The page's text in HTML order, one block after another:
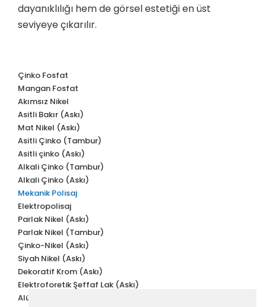
Çinko Fosfat
Mangan Fosfat
Akımsız Nikel
Asitli Bakır (Askı)
Mat Nikel (Askı)
Asitli Çinko (Tambur)
Asitli çinko (Askı)
Alkali Çinko (Tambur)
Alkali Çinko (Askı)
Mekanik Polisaj
Elektropolisaj
Parlak Nikel (Askı)
Parlak Nikel (Tambur)
Çinko-Nikel (Askı)
Siyah Nikel (Askı)
Dekoratif Krom (Askı)
Elektroforetik Şeffaf Lak (Askı)
Alüminyum için Çok Katmanlı Dekoratif Kaplama Prosesi
dayanıklılığı hem de görsel estetiği en üst
seviyeye çıkarılır.